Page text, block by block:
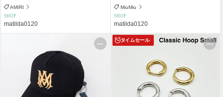
AMIRI
SHOP
matilda0120
MiuMiu
SHOP
matilda0120
タイムセール